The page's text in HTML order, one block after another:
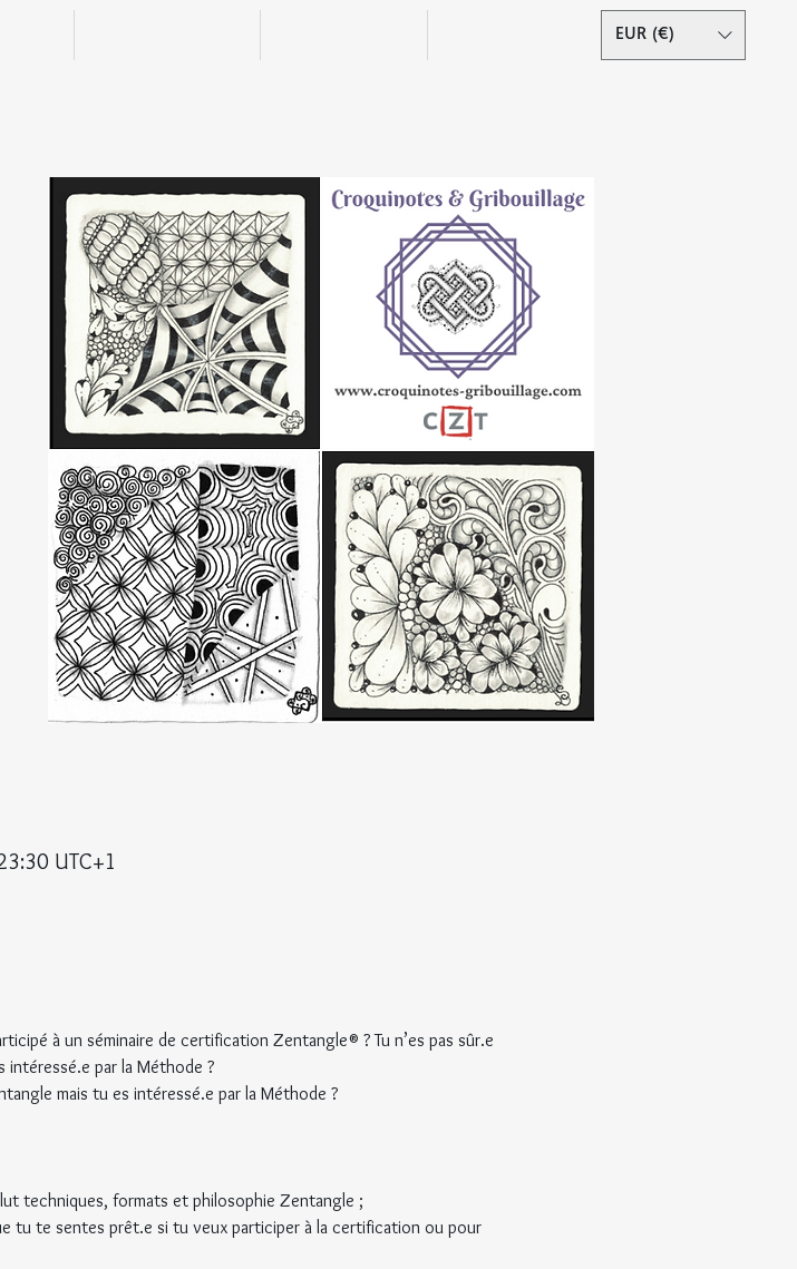
EUR (€)
UTC+1
à un séminaire de certification Zentangle® ? Tu n’es pas sûr.e
par la Méthode ?
mais tu es intéressé.e par la Méthode ?
techniques, formats et philosophie Zentangle ;
tu te sentes prêt.e si tu veux participer à la certification ou pour
© Tous droits réservés